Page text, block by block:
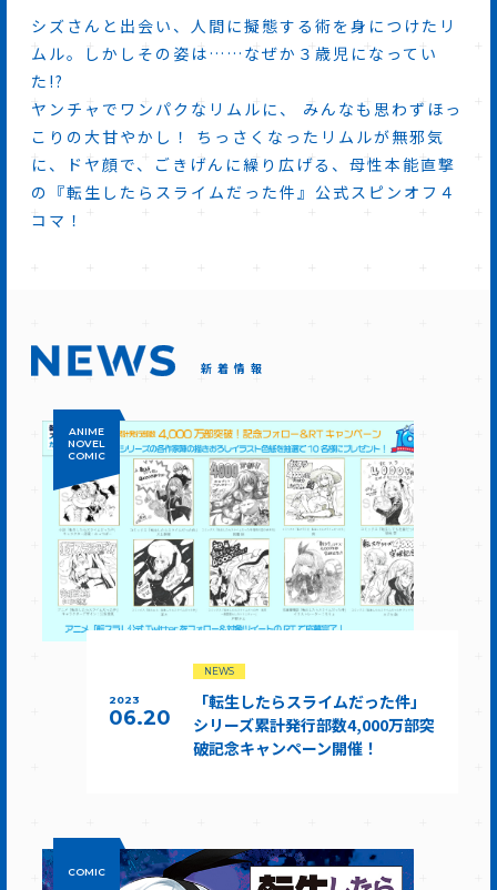
シズさんと出会い、人間に擬態する術を身につけたリ
ムル。しかしその姿は……なぜか３歳児になってい
た!?
ヤンチャでワンパクなリムルに、 みんなも思わずほっ
こりの大甘やかし！ ちっさくなったリムルが無邪気
に、ドヤ顔で、ごきげんに繰り広げる、母性本能直撃
の『転生したらスライムだった件』公式スピンオフ４
コマ！
新着情報
ANIME
NOVEL
COMIC
2023
06.20
NEWS
「転生したらスライムだった件」
シリーズ累計発行部数4,000万部突
破記念キャンペーン開催！
COMIC